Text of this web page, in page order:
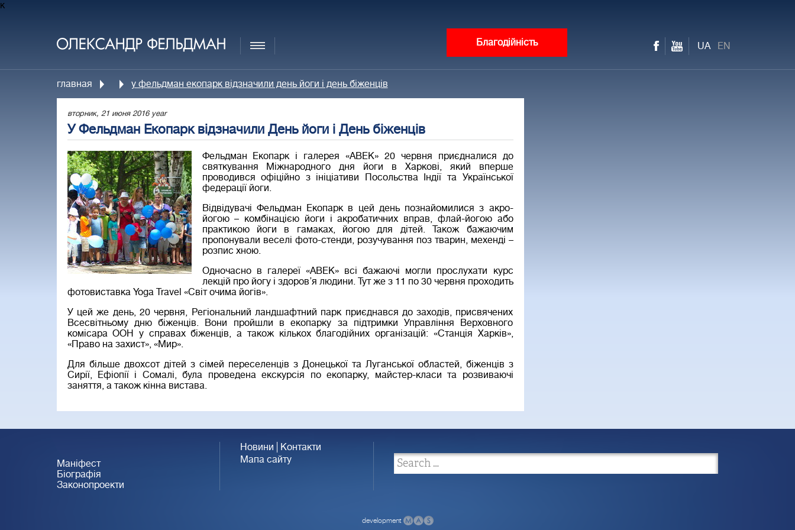
к
Благодійність UA EN
главная у фельдман екопарк відзначили день йоги і день біженців
вторник, 21 июня 2016 year
У Фельдман Екопарк відзначили День йоги і День біженців
Фельдман Екопарк і галерея «АВЕК» 20 червня приєдналися до
святкування Міжнародного дня йоги в Харкові, який вперше
проводився офіційно з ініціативи Посольства Індії та Української
федерації йоги.
Відвідувачі Фельдман Екопарк в цей день познайомилися з акро-
йогою – комбінацією йоги і акробатичних вправ, флай-йогою або
практикою йоги в гамаках, йогою для дітей. Також бажаючим
пропонували веселі фото-стенди, розучування поз тварин, мехенді –
розпис хною.
Одночасно в галереї «АВЕК» всі бажаючі могли прослухати курс
лекцій про йогу і здоров’я людини. Тут же з 11 по 30 червня проходить
фотовиставка Yoga Travel «Світ очима йогів».
У цей же день, 20 червня, Регіональний ландшафтний парк приєднався до заходів, присвячених
Всесвітньому дню біженців. Вони пройшли в екопарку за підтримки Управління Верховного
комісара ООН у справах біженців, а також кількох благодійних організацій: «Станція Харків»,
«Право на захист», «Мир».
Для більше двохсот дітей з сімей переселенців з Донецької та Луганської областей, біженців з
Сирії, Ефіопії і Сомалі, була проведена екскурсія по екопарку, майстер-класи та розвиваючі
заняття, а також кінна вистава.
Маніфест
Біографія
Законопроекти
Новини
Контакти
Мапа сайту
development